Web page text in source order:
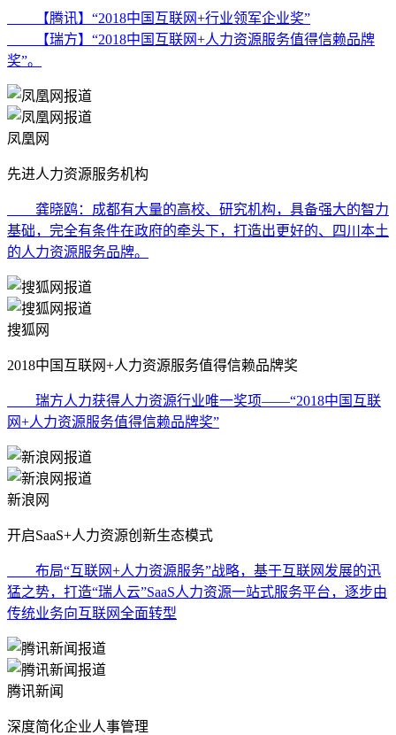
【腾讯】“2018中国互联网+行业领军企业奖”
【瑞方】“2018中国互联网+人力资源服务值得信赖品牌
奖”。
凤凰网
先进人力资源服务机构
龚晓鸥：成都有大量的高校、研究机构，具备强大的智力
基础，完全有条件在政府的牵头下，打造出更好的、四川本土
的人力资源服务品牌。
搜狐网
2018中国互联网+人力资源服务值得信赖品牌奖
瑞方人力获得人力资源行业唯一奖项——“2018中国互联
网+人力资源服务值得信赖品牌奖”
新浪网
开启SaaS+人力资源创新生态模式
布局“互联网+人力资源服务”战略，基于互联网发展的迅
猛之势，打造“瑞人云”SaaS人力资源一站式服务平台，逐步由
传统业务向互联网全面转型
腾讯新闻
深度简化企业人事管理